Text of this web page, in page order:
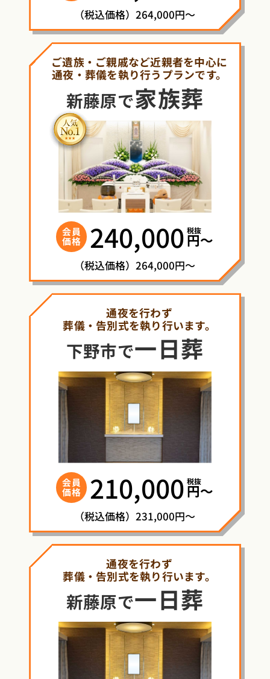
（税込価格）264,000円～
ご遺族・ご親戚など近親者を中心に
通夜・葬儀を執り行うプランです。
新藤原で家族葬
会員
価格 240,000 税抜
円〜
（税込価格）264,000円～
通夜を行わず
葬儀・告別式を執り行います。
下野市で一日葬
会員
価格 210,000 税抜
円〜
（税込価格）231,000円～
通夜を行わず
葬儀・告別式を執り行います。
新藤原で一日葬